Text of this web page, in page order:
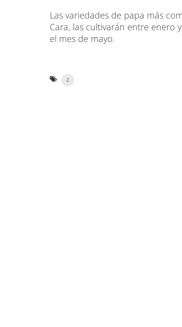
Las variedades de papa más
Cara, las cultivarán entre enero
el mes de mayo.
2